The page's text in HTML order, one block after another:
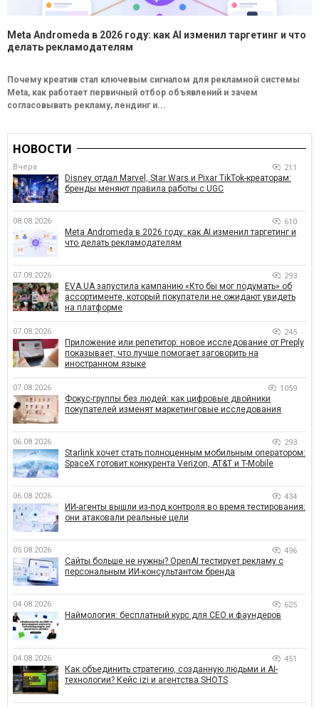
Meta Andromeda в 2026 году: как AI изменил таргетинг и что
делать рекламодателям
Почему креатив стал ключевым сигналом для рекламной системы
Meta, как работает первичный отбор объявлений и зачем
согласовывать рекламу, лендинг и...
НОВОСТИ
Вчера 211
Disney отдал Marvel, Star Wars и Pixar TikTok-креаторам:
бренды меняют правила работы с UGC
08.08.2026 610
Meta Andromeda в 2026 году: как AI изменил таргетинг и
что делать рекламодателям
07.08.2026 293
EVA.UA запустила кампанию «Кто бы мог подумать» об
ассортименте, который покупатели не ожидают увидеть
на платформе
07.08.2026 245
Приложение или репетитор: новое исследование от Preply
показывает, что лучше помогает заговорить на
иностранном языке
07.08.2026 1059
Фокус-группы без людей: как цифровые двойники
покупателей изменят маркетинговые исследования
06.08.2026 293
Starlink хочет стать полноценным мобильным оператором:
SpaceX готовит конкурента Verizon, AT&T и T-Mobile
06.08.2026 434
ИИ-агенты вышли из-под контроля во время тестирования:
они атаковали реальные цели
05.08.2026 496
Сайты больше не нужны? OpenAI тестирует рекламу с
персональным ИИ-консультантом бренда
04.08.2026 625
Наймология: бесплатный курс для CEO и фаундеров
04.08.2026 451
Как объединить стратегию, созданную людьми и AI-
технологии? Кейс izi и агентства SHOTS